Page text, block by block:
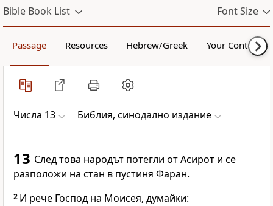
Bible Book List Font Size
Passage Resources Hebrew/Greek Your Content
Числа 13 Библия, синодално издание
13 След това народът потегли от Асирот и се
разположи на стан в пустиня Фаран.
2 И рече Господ на Моисея, думайки: